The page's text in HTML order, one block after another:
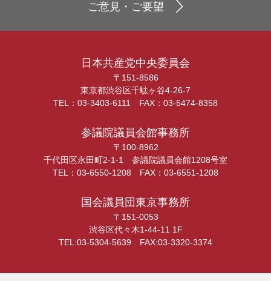
ご意見・ご要望
日本共産党中央委員会
〒151-8586
東京都渋谷区千駄ヶ谷4-26-7
TEL：03-3403-6111 FAX：03-5474-8358
参議院議員会館事務所
〒100-8962
千代田区永田町2-1-1 参議院議員会館1208号室
TEL：03-6550-1208 FAX：03-6551-1208
国会議員団東京事務所
〒151-0053
渋谷区代々木1-44-11 1F
TEL:03-5304-5639 FAX:03-3320-3374